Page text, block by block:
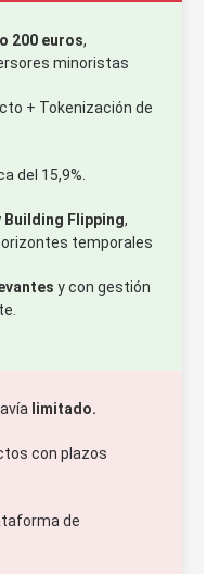
200 euros,
minoristas
+ Tokenización de
del 15,9%.
Building Flipping,
temporales
y con gestión
limitado.
con plazos
de